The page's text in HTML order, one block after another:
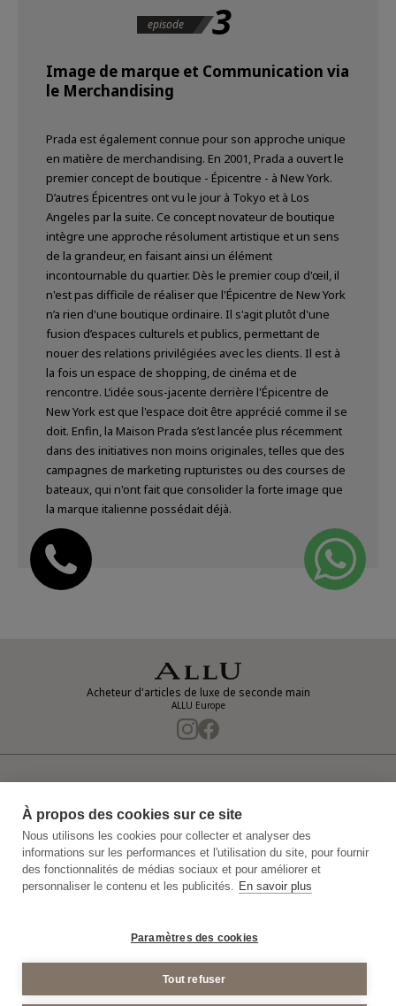
episode 3
Image de marque et Communication via
le Merchandising
Prada est également connue pour son approche unique
en matière de merchandising. En 2001, Prada a ouvert le
premier concept de boutique - Épicentre - à New York.
D’autres Épicentres ont vu le jour à Tokyo et à Los
Angeles par la suite. Ce concept novateur de boutique
intègre une approche résolument artistique et un sens
de la grandeur, en faisant ainsi un élément
incontournable du quartier. Dès le premier coup d'œil, il
n'est pas difficile de réaliser que l'Épicentre de New York
n’a rien d'une boutique ordinaire. Il s'agit plutôt d'une
fusion d’espaces culturels et publics, permettant de
nouer des relations privilégiées avec les clients. Il est à
la fois un espace de shopping, de cinéma et de
rencontre. L’idée sous-jacente derrière l'Épicentre de
New York est que l'espace doit être apprécié comme il se
doit. Enfin, la Maison Prada s’est lancée plus récemment
dans des initiatives non moins originales, telles que des
campagnes de marketing rupturistes ou des courses de
bateaux, qui n'ont fait que consolider la forte image que
la marque italienne possédait déjà.
Acheteur d'articles de luxe de seconde main
ALLU Europe
Politique de confidentialité de la vidéosurveillance
Plan du Site
Conditions générales d'achat
© 2011-2026 ALLU Europe
À propos des cookies sur ce site
Nous utilisons les cookies pour collecter et analyser des
informations sur les performances et l'utilisation du site, pour fournir
des fonctionnalités de médias sociaux et pour améliorer et
personnaliser le contenu et les publicités. En savoir plus
Paramètres des cookies
Tout refuser